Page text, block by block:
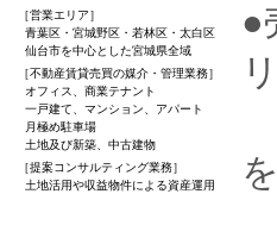
●
［営業エリア］
青葉区・宮城野区・若林区・太白区
仙台市を中心とした宮城県全域
［不動産賃貸売買の媒介・管理業務］
オフィス、商業テナント
一戸建て、マンション、アパート
月極め駐車場
土地及び新築、中古建物
［提案コンサルティング業務］
土地活用や収益物件による資産運用